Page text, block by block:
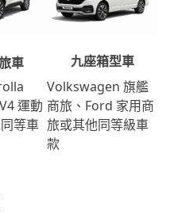
車
運動
等車
九座箱型車
Volkswagen 旗艦
商旅、Ford 家用商
旅或其他同等級車
款